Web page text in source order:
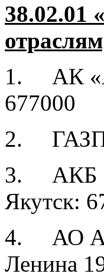
38.02.01
1. АК
677000
2.
3. АКБ
Якутск:
4. АО
Ленина